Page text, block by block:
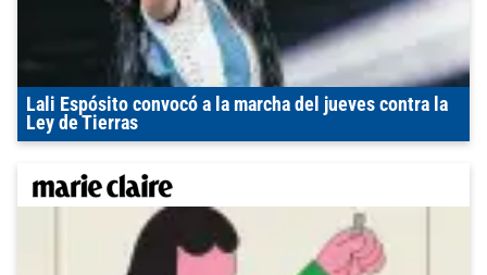
Lali Espósito convocó a la marcha del jueves contra la
Ley de Tierras